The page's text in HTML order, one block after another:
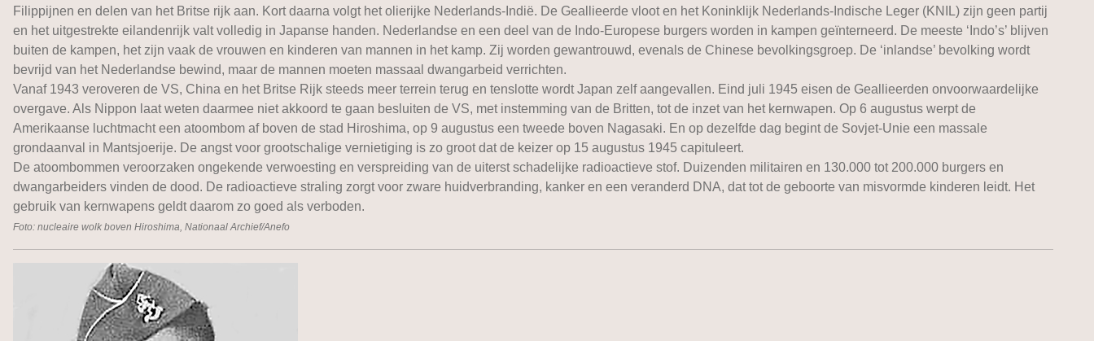
Filippijnen en delen van het Britse rijk aan. Kort daarna volgt het olierijke Nederlands-Indië. De Geallieerde vloot en het Koninklijk Nederlands-Indische Leger (KNIL) zijn geen partij
en het uitgestrekte eilandenrijk valt volledig in Japanse handen. Nederlandse en een deel van de Indo-Europese burgers worden in kampen geïnterneerd. De meeste ‘Indo’s’ blijven
buiten de kampen, het zijn vaak de vrouwen en kinderen van mannen in het kamp. Zij worden gewantrouwd, evenals de Chinese bevolkingsgroep. De ‘inlandse’ bevolking wordt
bevrijd van het Nederlandse bewind, maar de mannen moeten massaal dwangarbeid verrichten.
Vanaf 1943 veroveren de VS, China en het Britse Rijk steeds meer terrein terug en tenslotte wordt Japan zelf aangevallen. Eind juli 1945 eisen de Geallieerden onvoorwaardelijke
overgave. Als Nippon laat weten daarmee niet akkoord te gaan besluiten de VS, met instemming van de Britten, tot de inzet van het kernwapen. Op 6 augustus werpt de
Amerikaanse luchtmacht een atoombom af boven de stad Hiroshima, op 9 augustus een tweede boven Nagasaki. En op dezelfde dag begint de Sovjet-Unie een massale
grondaanval in Mantsjoerije. De angst voor grootschalige vernietiging is zo groot dat de keizer op 15 augustus 1945 capituleert.
De atoombommen veroorzaken ongekende verwoesting en verspreiding van de uiterst schadelijke radioactieve stof. Duizenden militairen en 130.000 tot 200.000 burgers en
dwangarbeiders vinden de dood. De radioactieve straling zorgt voor zware huidverbranding, kanker en een veranderd DNA, dat tot de geboorte van misvormde kinderen leidt. Het
gebruik van kernwapens geldt daarom zo goed als verboden.
Foto: nucleaire wolk boven Hiroshima, Nationaal Archief/Anefo